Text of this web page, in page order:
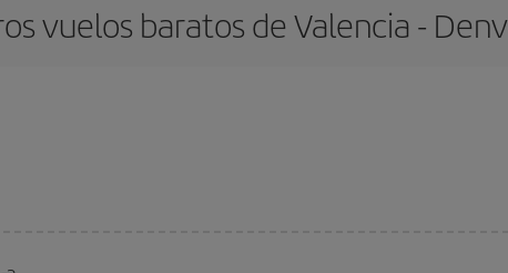
vuelos baratos de Valencia -